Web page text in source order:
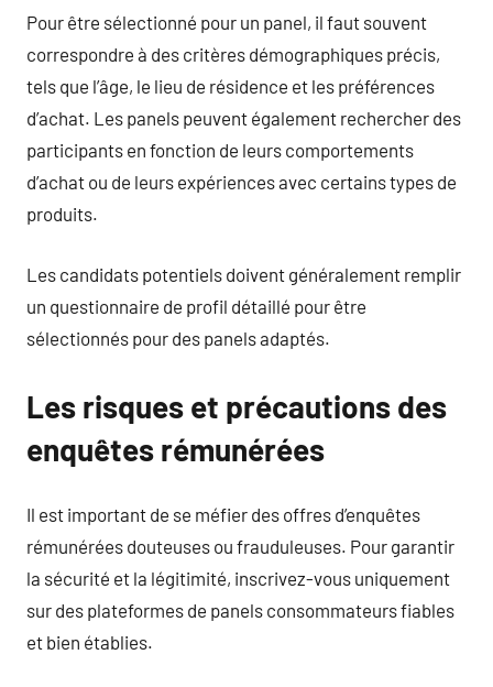
Pour être sélectionné pour un panel, il faut souvent
correspondre à des critères démographiques précis,
tels que l’âge, le lieu de résidence et les préférences
d’achat. Les panels peuvent également rechercher des
participants en fonction de leurs comportements
d’achat ou de leurs expériences avec certains types de
produits.
Les candidats potentiels doivent généralement remplir
un questionnaire de profil détaillé pour être
sélectionnés pour des panels adaptés.
Les risques et précautions des
enquêtes rémunérées
Il est important de se méfier des offres d’enquêtes
rémunérées douteuses ou frauduleuses. Pour garantir
la sécurité et la légitimité, inscrivez-vous uniquement
sur des plateformes de panels consommateurs fiables
et bien établies.